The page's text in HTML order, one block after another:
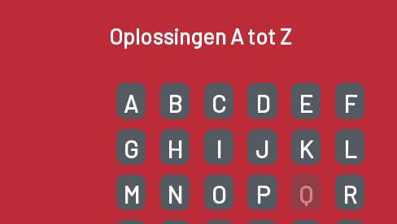
Oplossingen A tot Z
A B C D E
F
G
H I J K
L
M
N O P Q
R